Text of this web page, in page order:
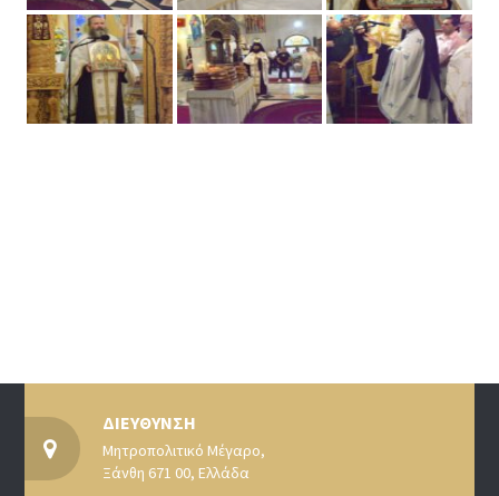
ΔΙΕΥΘΥΝΣΗ
Μητροπολιτικό Μέγαρο,
Ξάνθη 671 00, Ελλάδα